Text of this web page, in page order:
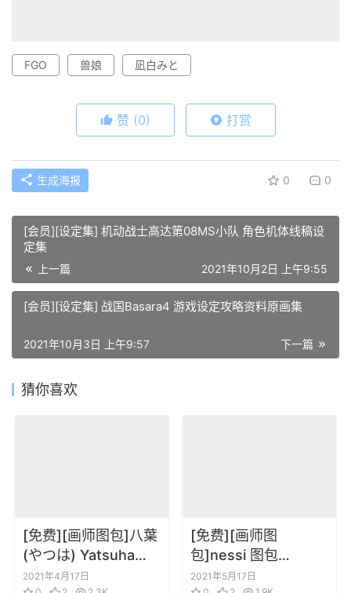
FGO 兽娘 凪白みと
赞 (0) 打赏
生成海报 0 0
[会员][设定集] 机动战士高达第08MS小队 角色机体线稿设
定集
上一篇 2021年10月2日 上午9:55
[会员][设定集] 战国Basara4 游戏设定攻略资料原画集
下一篇
2021年10月3日 上午9:57
猜你喜欢
[免费][画师图包]八葉
(やつは) Yatsuha
Pixiv 图包 202103
2021年4月17日
[免费][画师图
包]nessi 图包
20210514
2021年5月17日